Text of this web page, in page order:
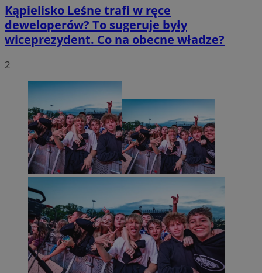
Kąpielisko Leśne trafi w ręce
deweloperów? To sugeruje były
wiceprezydent. Co na obecne władze?
2